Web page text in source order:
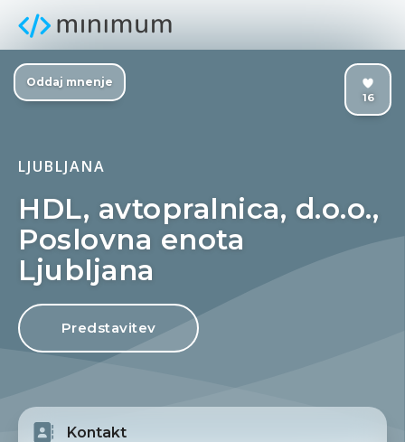
16
Oddaj mnenje
LJUBLJANA
HDL, avtopralnica, d.o.o.,
Poslovna enota
Ljubljana
Predstavitev
Kontakt